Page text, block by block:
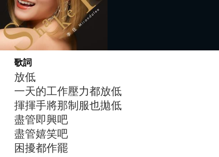
歌詞
放低
一天的工作壓力都放低
揮揮手將那制服也拋低
盡管即興吧
盡管嬉笑吧
困擾都作罷